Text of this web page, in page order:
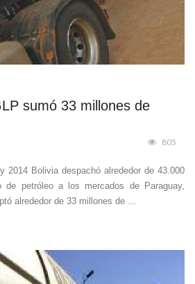
sumó 33 millones de
805
2014 Bolivia despachó alrededor de 43.000
de petróleo a los mercados de Paraguay,
alrededor de 33 millones de ...